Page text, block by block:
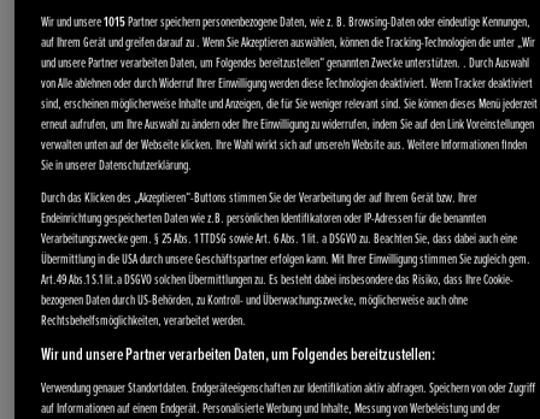
Wir und unsere1015Partner speichern personenbezogene Daten, wie z. B. Browsing-Daten oder eindeutige Kennungen,
auf Ihrem Gerät und greifen darauf zu . Wenn Sie Akzeptieren auswählen, können die Tracking-Technologien die unter „Wir
und unsere Partner verarbeiten Daten, um Folgendes bereitzustellen“ genannten Zwecke unterstützen. . Durch Auswahl
von Alle ablehnen oder durch Widerruf Ihrer Einwilligung werden diese Technologien deaktiviert. Wenn Tracker deaktiviert
sind, erscheinen möglicherweise Inhalte und Anzeigen, die für Sie weniger relevant sind. Sie können dieses Menü jederzeit
erneut aufrufen, um Ihre Auswahl zu ändern oder Ihre Einwilligung zu widerrufen, indem Sie auf den Link Voreinstellungen
verwalten unten auf der Webseite klicken. Ihre Wahl wirkt sich auf unsere/n Website aus. Weitere Informationen finden
Sie in unserer Datenschutzerklärung.
Durch das Klicken des „Akzeptieren“-Buttons stimmen Sie der Verarbeitung der auf Ihrem Gerät bzw. Ihrer
Endeinrichtung gespeicherten Daten wie z.B. persönlichen Identifikatoren oder IP-Adressen für die benannten
Verarbeitungszwecke gem. § 25 Abs. 1 TTDSG sowie Art. 6 Abs. 1 lit. a DSGVO zu. Beachten Sie, dass dabei auch eine
Übermittlung in die USA durch unsere Geschäftspartner erfolgen kann. Mit Ihrer Einwilligung stimmen Sie zugleich gem.
Art.49 Abs.1 S.1 lit.a DSGVO solchen Übermittlungen zu. Es besteht dabei insbesondere das Risiko, dass Ihre Cookie-
bezogenen Daten durch US-Behörden, zu Kontroll- und Überwachungszwecke, möglicherweise auch ohne
Rechtsbehelfsmöglichkeiten, verarbeitet werden.
Wir und unsere Partner verarbeiten Daten, um Folgendes bereitzustellen:
Verwendung genauer Standortdaten. Endgeräteeigenschaften zur Identifikation aktiv abfragen. Speichern von oder Zugriff
auf Informationen auf einem Endgerät. Personalisierte Werbung und Inhalte, Messung von Werbeleistung und der